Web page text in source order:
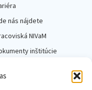
nás nájdete
NIVaM
inštitúcie